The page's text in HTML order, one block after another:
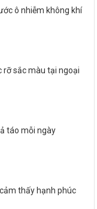
ô nhiễm không khí
rỡ sắc màu tại ngoại
táo mỗi ngày
thấy hạnh phúc